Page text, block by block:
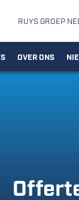
RUYS GROEP
OVER ONS